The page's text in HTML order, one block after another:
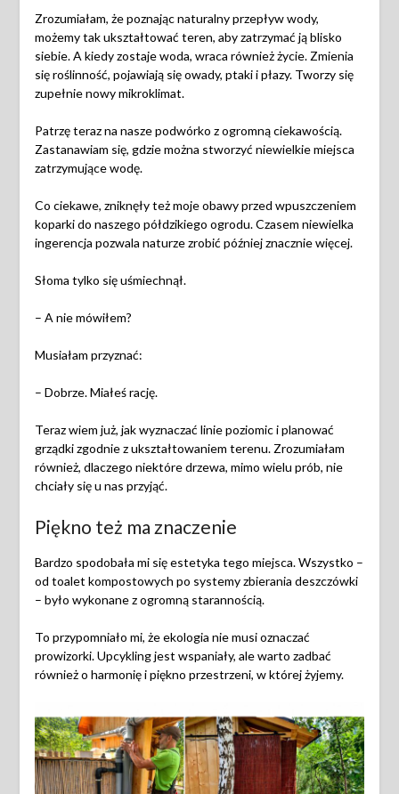
Zrozumiałam, że poznając naturalny przepływ wody,
możemy tak ukształtować teren, aby zatrzymać ją blisko
siebie. A kiedy zostaje woda, wraca również życie. Zmienia
się roślinność, pojawiają się owady, ptaki i płazy. Tworzy się
zupełnie nowy mikroklimat.
Patrzę teraz na nasze podwórko z ogromną ciekawością.
Zastanawiam się, gdzie można stworzyć niewielkie miejsca
zatrzymujące wodę.
Co ciekawe, zniknęły też moje obawy przed wpuszczeniem
koparki do naszego półdzikiego ogrodu. Czasem niewielka
ingerencja pozwala naturze zrobić później znacznie więcej.
Słoma tylko się uśmiechnął.
– A nie mówiłem?
Musiałam przyznać:
– Dobrze. Miałeś rację.
Teraz wiem już, jak wyznaczać linie poziomic i planować
grządki zgodnie z ukształtowaniem terenu. Zrozumiałam
również, dlaczego niektóre drzewa, mimo wielu prób, nie
chciały się u nas przyjąć.
Piękno też ma znaczenie
Bardzo spodobała mi się estetyka tego miejsca. Wszystko –
od toalet kompostowych po systemy zbierania deszczówki
– było wykonane z ogromną starannością.
To przypomniało mi, że ekologia nie musi oznaczać
prowizorki. Upcykling jest wspaniały, ale warto zadbać
również o harmonię i piękno przestrzeni, w której żyjemy.